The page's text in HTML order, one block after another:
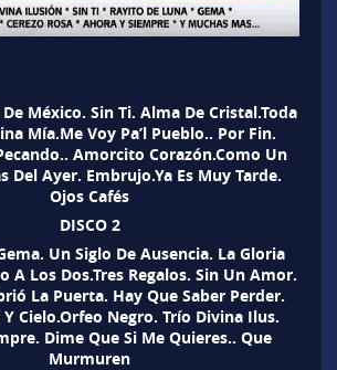
México. Sin Ti. Alma De Cristal.Toda
Mía.Me Voy Pa’l Pueblo.. Por Fin.
Amorcito Corazón.Como Un
Del Ayer. Embrujo.Ya Es Muy Tarde.
Ojos Cafés
DISCO 2
Un Siglo De Ausencia. La Gloria
A Los Dos.Tres Regalos. Sin Un Amor.
La Puerta. Hay Que Saber Perder.
Cielo.Orfeo Negro. Trío Divina Ilus.
Dime Que Si Me Quieres.. Que
Murmuren